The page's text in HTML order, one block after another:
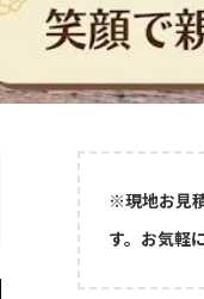
※現地お見
す。お気軽